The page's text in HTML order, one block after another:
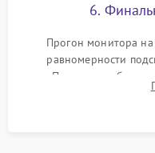
6.
Прогон монитора
равномерности
Проверка
DisplayPort, VGA) и